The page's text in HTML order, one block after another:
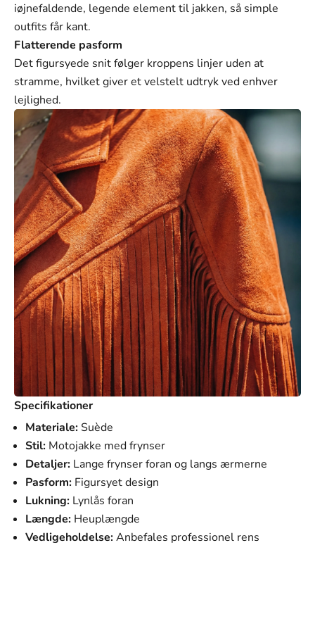
iøjnefaldende, legende element til jakken, så simple
outfits får kant.
Flatterende pasform
Det figursyede snit følger kroppens linjer uden at
stramme, hvilket giver et velstelt udtryk ved enhver
lejlighed.
Specifikationer
Materiale:Suède
Stil: Motojakke med frynser
Detaljer: Lange frynser foran og langs ærmerne
Pasform: Figursyet design
Lukning: Lynlås foran
Længde: Heuplængde
Vedligeholdelse:Anbefales professionel rens
SVANEN MODE